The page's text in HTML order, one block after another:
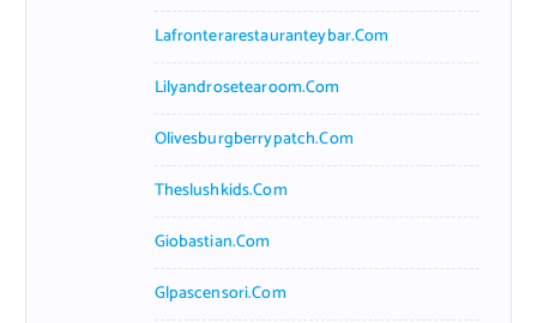
Lafronterarestauranteybar.com
Lilyandrosetearoom.com
Olivesburgberrypatch.com
Theslushkids.com
Giobastian.com
Glpascensori.com